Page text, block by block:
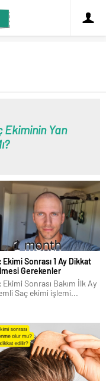
Ekiminin Yan
Ekimi Sonrası 1 Ay Dikkat
Gerekenler
Ekimi Sonrası Bakım İlk Ay
Saç ekimi işlemi...